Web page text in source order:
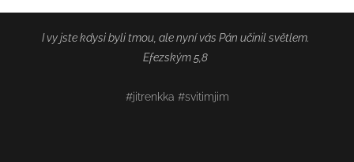
I vy jste kdysi byli tmou, ale nyní vás Pán učinil světlem.
Efezským 5,8
#jitrenkka #svitimjim